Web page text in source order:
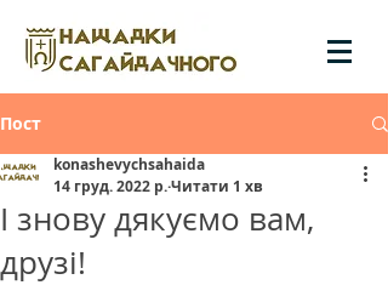
Пост
І знову дякуємо вам,
друзі!
konashevychsahaida
14 груд. 2022 р.Читати 1 хв